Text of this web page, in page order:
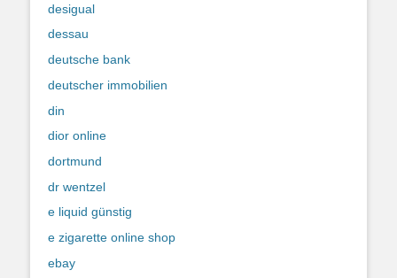
desigual
dessau
deutsche bank
deutscher immobilien
din
dior online
dortmund
dr wentzel
e liquid günstig
e zigarette online shop
ebay